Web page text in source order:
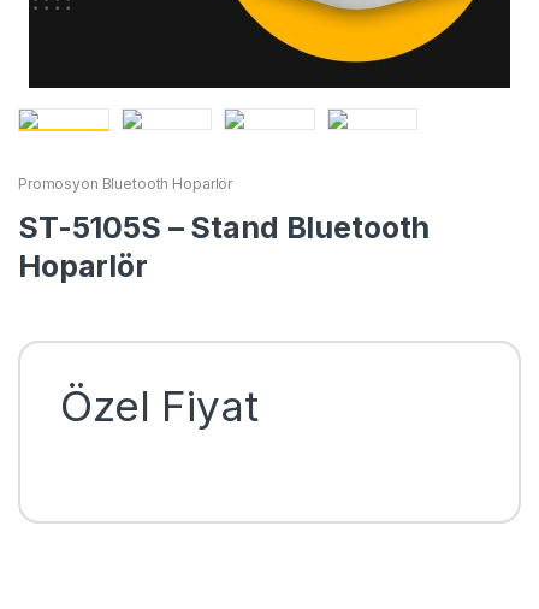
Promosyon Bluetooth Hoparlör
ST-5105S – Stand Bluetooth
Hoparlör
Özel Fiyat